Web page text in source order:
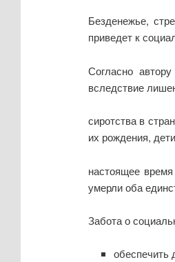
Безденежье,
приведет к
Согласно
вследствие
сиротства в
их рождения,
настоящее
умерли оба
Забота о
обеспечить